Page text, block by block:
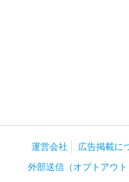
運営会社 広告掲載に
外部送信（オプトアウト